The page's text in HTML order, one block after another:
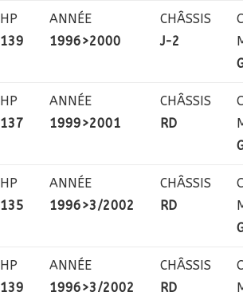
HP
139
ANNÉE
1996>2000
CHÂSSIS
J-2
HP
137
ANNÉE
1999>2001
CHÂSSIS
RD
HP
135
ANNÉE
1996>3/2002
CHÂSSIS
RD
HP
139
ANNÉE
1996>3/2002
CHÂSSIS
RD